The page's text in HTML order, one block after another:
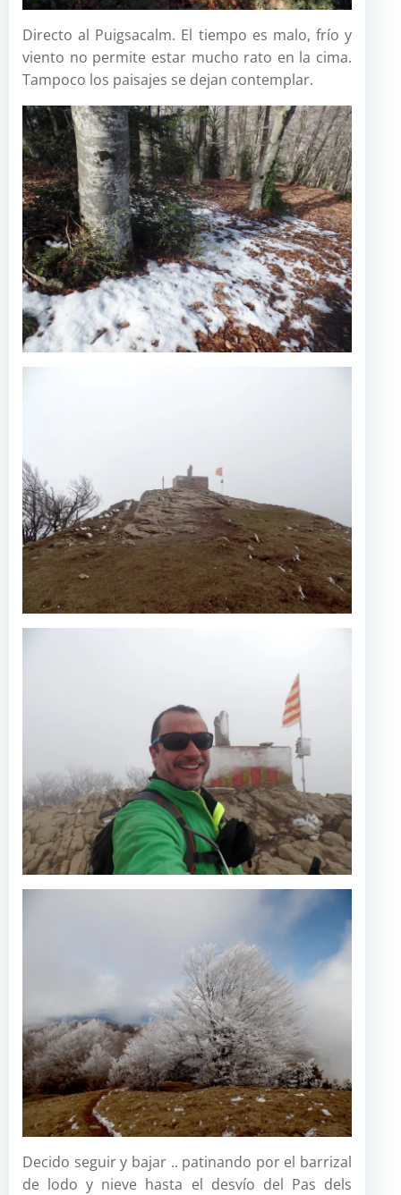
Directo al Puigsacalm. El tiempo es malo, frío y
viento no permite estar mucho rato en la cima.
Tampoco los paisajes se dejan contemplar.
Decido seguir y bajar .. patinando por el barrizal
de lodo y nieve hasta el desvío del Pas dels